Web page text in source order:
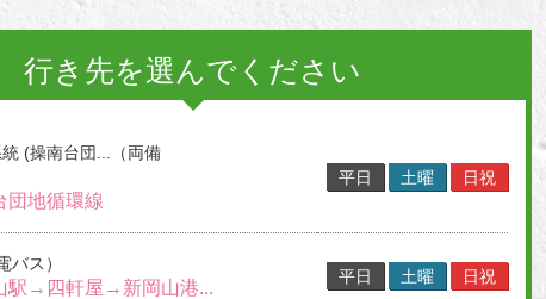
行き先を選んでください
(操南台団...（両備
団地循環線
平日 土曜 日祝
バス）
駅→四軒屋→新岡山港...
平日 土曜 日祝